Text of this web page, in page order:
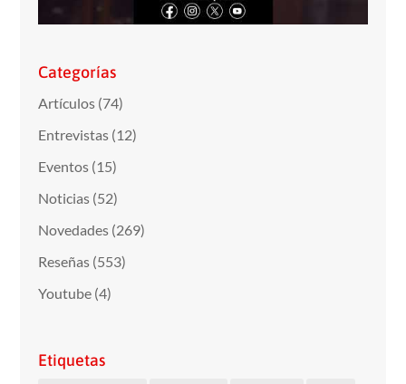
Categorías
Artículos (74)
Entrevistas (12)
Eventos (15)
Noticias (52)
Novedades (269)
Reseñas (553)
Youtube (4)
Etiquetas